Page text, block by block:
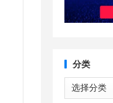
分类
分
类